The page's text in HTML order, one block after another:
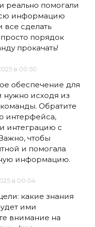
реально помогали
информацию
все сделать
порядок
прокачать!
в 00:50
обеспечение для
нужно исходя из
Обратите
интерфейса,
интеграцию с
чтобы
и помогала
информацию.
в 00:04
какие знания
ими
внимание на